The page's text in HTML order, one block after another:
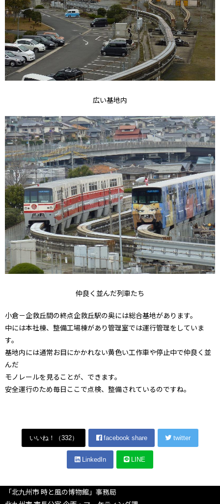
広い基地内
仲良く並んだ列車たち
小倉－企救丘間の終点企救丘駅の奥には総合基地があります。
中には本社棟、整備工場棟があり管理室では運行管理をしていま
す。
基地内には通常お目にかかれない黄色い工作車や停止中で仲良く並
んだ
モノレールを見ることが、できます。
安全運行のため毎日ここで点検、整備されているのですね。
いいね！（332） facebook share twitter
LinkedIn LINE
「北九州市 時と風の博物館」事務局